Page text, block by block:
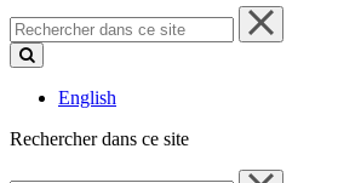
Rechercher
dans
ce
English
Rechercher dans ce site
Rechercher